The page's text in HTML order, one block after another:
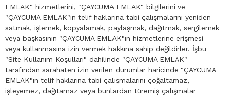
EMLAK" hizmetlerini, "ÇAYCUMA EMLAK" bilgilerini ve
"ÇAYCUMA EMLAK"ın telif haklarına tabi çalışmalarını yeniden
satmak, işlemek, kopyalamak, paylaşmak, dağıtmak, sergilemek
veya başkasının "ÇAYCUMA EMLAK"ın hizmetlerine erişmesi
veya kullanmasına izin vermek hakkına sahip değildirler. İşbu
"Site Kullanım Koşulları" dahilinde "ÇAYCUMA EMLAK"
tarafından sarahaten izin verilen durumlar haricinde "ÇAYCUMA
EMLAK"ın telif haklarına tabi çalışmalarını çoğaltamaz,
işleyemez, dağıtamaz veya bunlardan türemiş çalışmalar